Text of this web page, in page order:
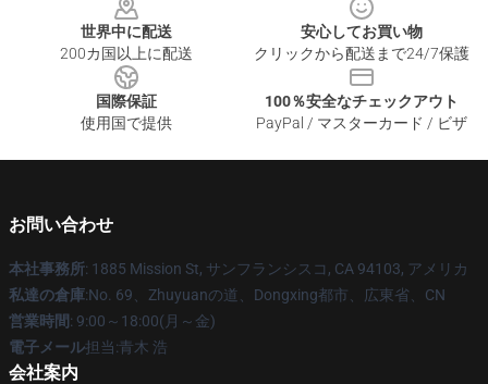
世界中に配送
200カ国以上に配送
安心してお買い物
クリックから配送まで24/7保護
国際保証
使用国で提供
100％安全なチェックアウト
PayPal / マスターカード / ビザ
お問い合わせ
本社事務所: 1885 Mission St, サンフランシスコ, CA 94103, アメリカ
私達の倉庫:No. 69、Zhuyuanの道、Dongxing都市、広東省、CN
営業時間: 9:00～18:00(月～金)
電子メール担当:青木 浩
会社案内